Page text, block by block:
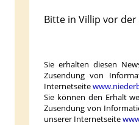
Bitte in Villip vor
Sie erhalten diesen
Zusendung von
Internetseite
Sie können den Erhalt
Zusendung von
unserer Internetseite